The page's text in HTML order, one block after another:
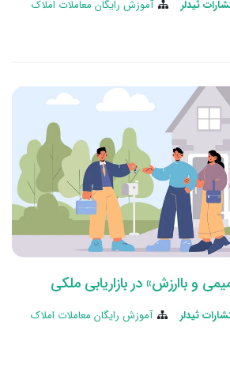
ثیدلر آموزش رایگان معاملات املاک
و باارزش» در بازاریابی ملکی
ثیدلر آموزش رایگان معاملات املاک